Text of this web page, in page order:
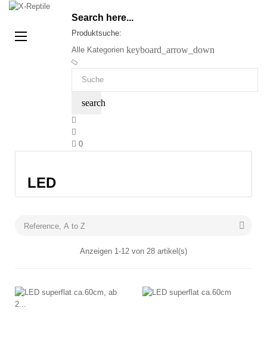
Umschalten
☰
Search here...
Produktsuche:
Alle Kategorien keyboard_arrow_down
search
0
LED
Reference, A to Z 
Anzeigen 1-12 von 28 artikel(s)